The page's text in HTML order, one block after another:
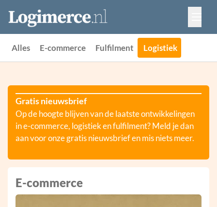
Vacatures
Events
Alles E-commerce Fulfilment Logistiek
Gratis nieuwsbrief
Op de hoogte blijven van de laatste ontwikkelingen
in e-commerce, logistiek en fulfilment? Meld je dan
aan voor onze gratis nieuwsbrief en mis niets meer.
E-commerce